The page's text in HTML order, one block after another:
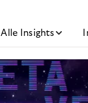
Alle Insights